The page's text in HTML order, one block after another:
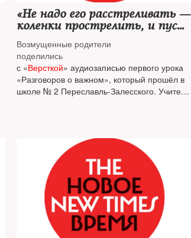
«Не надо его расстреливать —
коленки прострелить, и пусть
его катают в коляске»: чему
учат на «Разговорах о
важном»
Возмущенные родители
поделились
с «Версткой» аудиозаписью первого урока
«Разговоров о важном», который прошёл в
школе № 2 Переславль-Залесского. Учитель